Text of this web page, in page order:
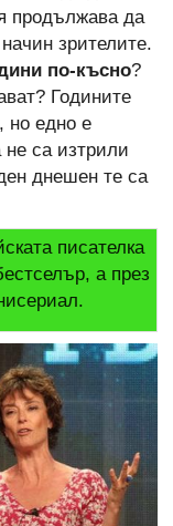
продължава да
зрителите.
по-късно?
Годините
но едно е
не са изтрили
днешен те са
писателка
а през